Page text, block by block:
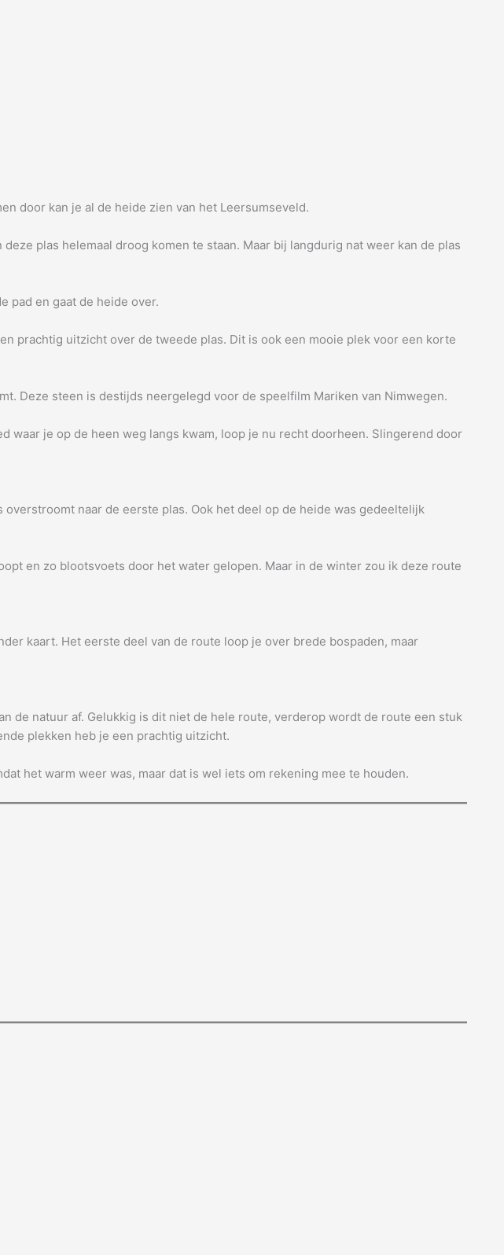
door kan je al de heide zien van het Leersumseveld.
plas helemaal droog komen te staan. Maar bij langdurig nat weer kan de plas
pad en gaat de heide over.
prachtig uitzicht over de tweede plas. Dit is ook een mooie plek voor een korte
Deze steen is destijds neergelegd voor de speelfilm Mariken van Nimwegen.
je op de heen weg langs kwam, loop je nu recht doorheen. Slingerend door
naar de eerste plas. Ook het deel op de heide was gedeeltelijk
en zo blootsvoets door het water gelopen. Maar in de winter zou ik deze route
kaart. Het eerste deel van de route loop je over brede bospaden, maar
de natuur af. Gelukkig is dit niet de hele route, verderop wordt de route een stuk
plekken heb je een prachtig uitzicht.
het warm weer was, maar dat is wel iets om rekening mee te houden.